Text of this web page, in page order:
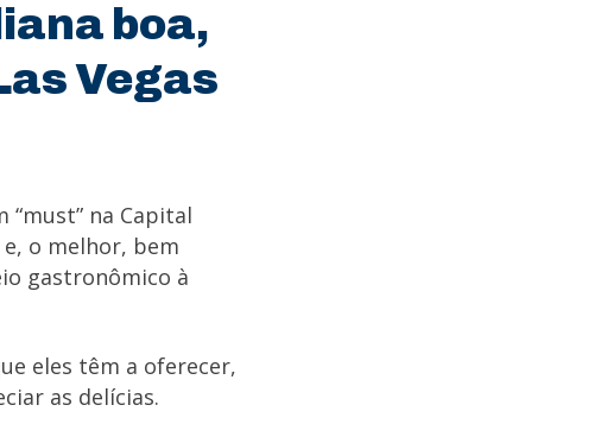
boa,
Vegas
na Capital
e, o melhor, bem
gastronômico à
eles têm a oferecer,
as delícias.